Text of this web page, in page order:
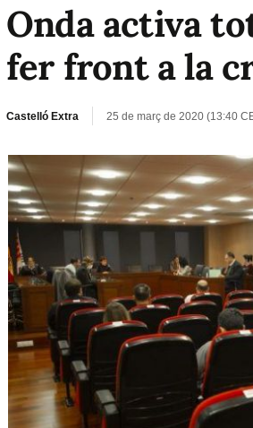
Onda activa
fer front a la
Castelló Extra 25 de març de 2020 (13:40